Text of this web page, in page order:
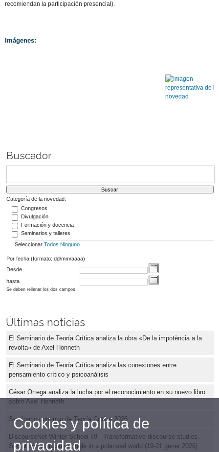
recomiendan la participación presencial).
Imágenes:
Buscador
Categoría de la novedad:
Congresos
Divulgación
Formación y docencia
Seminarios y talleres
Seleccionar Todos Ninguno
Por fecha (formato: dd/mm/aaaa)
Desde
hasta
Se deben rellenar los dos campos
Últimas noticias
El Seminario de Teoría Crítica analiza la obra «De la impotència a la
revolta» de Axel Honneth
El Seminario de Teoría Crítica analiza las conexiones entre
pensamiento crítico y psicoanálisis
César Ortega analiza la lucha por el reconocimiento en su nuevo libro
sobre Axel Honneth
Seminario continuo de Teoría Crítica 2026
DiscourseNet Winter School #9 - Transformative discourse studies.
Social and political struggle in a polarised world (19-21 gener 2026)
Cookies y política de
privacidad